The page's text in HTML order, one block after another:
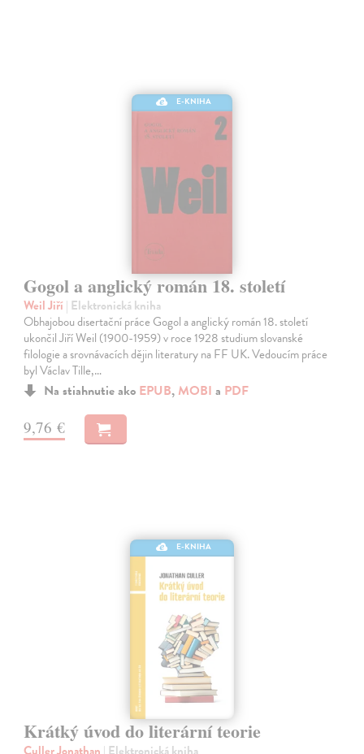
E-KNIHA
Gogol a anglický román 18. století
Weil Jiří | Elektronická kniha
Obhajobou disertační práce Gogol a anglický román 18. století
ukončil Jiří Weil (1900-1959) v roce 1928 studium slovanské
filologie a srovnávacích dějin literatury na FF UK. Vedoucím práce
byl Václav Tille,…
Na stiahnutie ako EPUB, MOBI a PDF
9,76 €
E-KNIHA
Krátký úvod do literární teorie